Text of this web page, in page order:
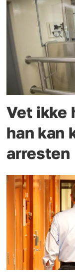
Vet ikke
han kan
arresten